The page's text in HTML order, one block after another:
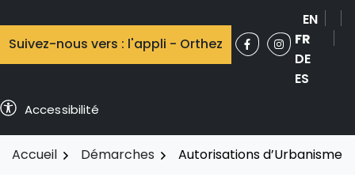
au
contenu
EN
FR
DE
ES
Facebook
(ouverture dans
Instagram
(ouverture
Suivez-nous vers : l'appli - Orthez
Accessibilité
Accueil Démarches Autorisations d’Urbanisme